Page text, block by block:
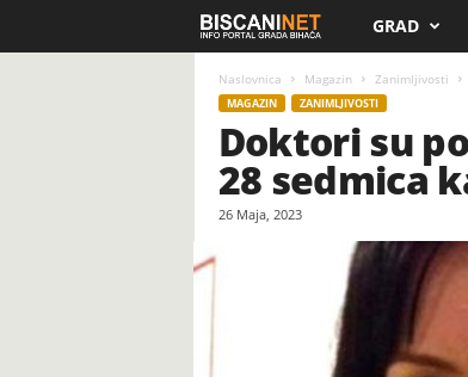
s
c
GRAD
Naslovnica Magazin Zanimljivosti
MAGAZIN ZANIMLJIVOSTI
Doktori su
28 sedmica
26 Maja, 2023